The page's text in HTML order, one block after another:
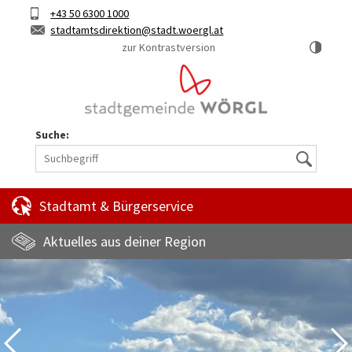
Hauptinhalt
KurztasteTelefon+43 50 6300 1000
E-
stadtamtsdirektion
stadt.woergl.at
zur Kontrastversion
Suche:
Suche
Stadtamt & Bürgerservice
Aktuelles aus deiner Region